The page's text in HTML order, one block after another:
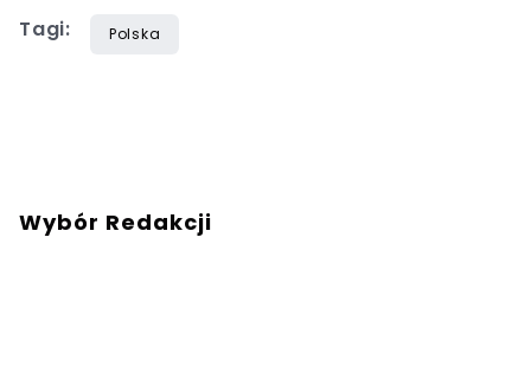
Tagi: Polska
Wybór Redakcji